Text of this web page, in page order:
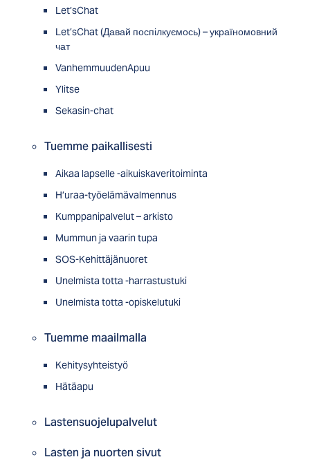
Let’sChat
Let’sChat (Давай поспілкуємось) – україномовний
чат
VanhemmuudenApuu
Ylitse
Sekasin-chat
Tuemme paikallisesti
Aikaa lapselle -aikuiskaveritoiminta
H’uraa-työelämävalmennus
Kumppanipalvelut – arkisto
Mummun ja vaarin tupa
SOS-Kehittäjänuoret
Unelmista totta -harrastustuki
Unelmista totta -opiskelutuki
Tuemme maailmalla
Kehitysyhteistyö
Hätäapu
Lastensuojelupalvelut
Lasten ja nuorten sivut